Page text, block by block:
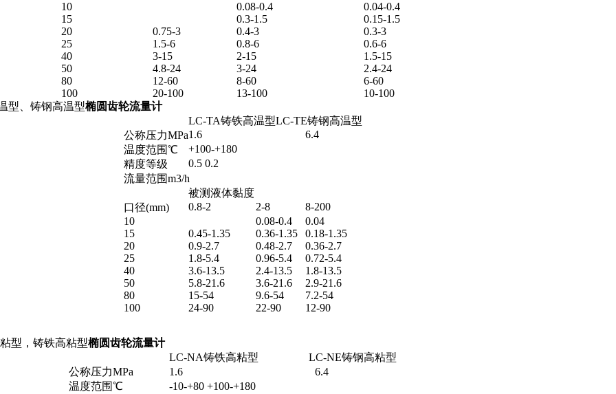
10
0.08-0.4
0.04-0.4
15
0.3-1.5
0.15-1.5
20
0.75-3 0.4-3
0.3-3
25
1.5-6 0.8-6
0.6-6
40
3-15 2-15
1.5-15
50
4.8-24 3-24
2.4-24
80
12-60 8-60
6-60
100
20-100 13-100
10-100
型、铸钢高温型椭圆齿轮流量计
LC-TA铸铁高温型LC-TE铸钢高温型
公称压力MPa1.6
6.4
温度范围℃
+100-+180
精度等级
0.5 0.2
流量范围m3/h
被测液体黏度
口径(mm)
0.8-2 2-8
8-200
10
0.08-0.4
0.04
15
0.45-1.35 0.36-1.35
0.18-1.35
20
0.9-2.7 0.48-2.7
0.36-2.7
25
1.8-5.4 0.96-5.4
0.72-5.4
40
3.6-13.5 2.4-13.5
1.8-13.5
50
5.8-21.6 3.6-21.6
2.9-21.6
80
15-54 9.6-54
7.2-54
100
24-90 22-90 12-90
型，铸铁高粘型椭圆齿轮流量计
LC-NA铸铁高粘型
LC-NE铸钢高粘型
公称压力MPa
1.6
6.4
温度范围℃
-10-+80 +100-+180